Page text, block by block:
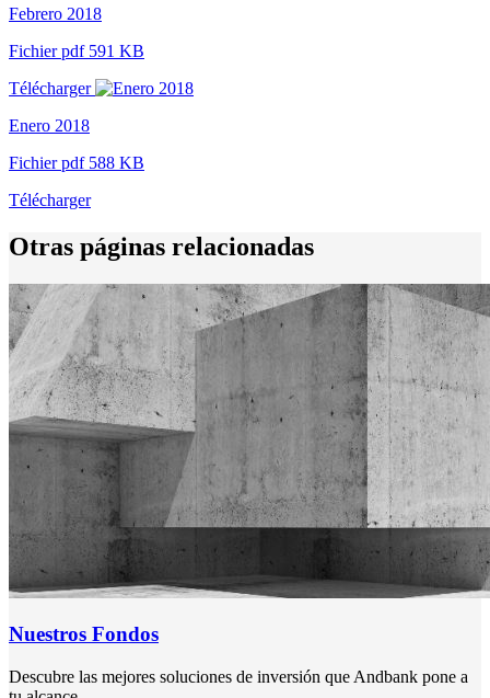
Febrero 2018
Fichier pdf 591 KB
Télécharger
Enero 2018
Fichier pdf 588 KB
Télécharger
Otras páginas relacionadas
Nuestros Fondos
Descubre las mejores soluciones de inversión que Andbank pone a